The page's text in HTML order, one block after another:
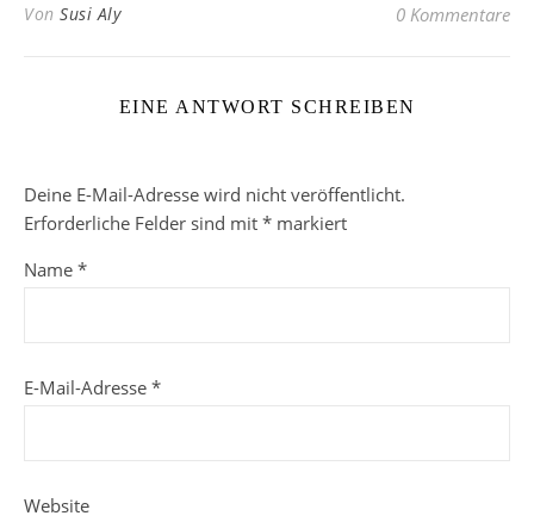
Von Susi Aly 0 Kommentare
EINE ANTWORT SCHREIBEN
Deine E-Mail-Adresse wird nicht veröffentlicht.
Erforderliche Felder sind mit * markiert
Name *
E-Mail-Adresse *
Website